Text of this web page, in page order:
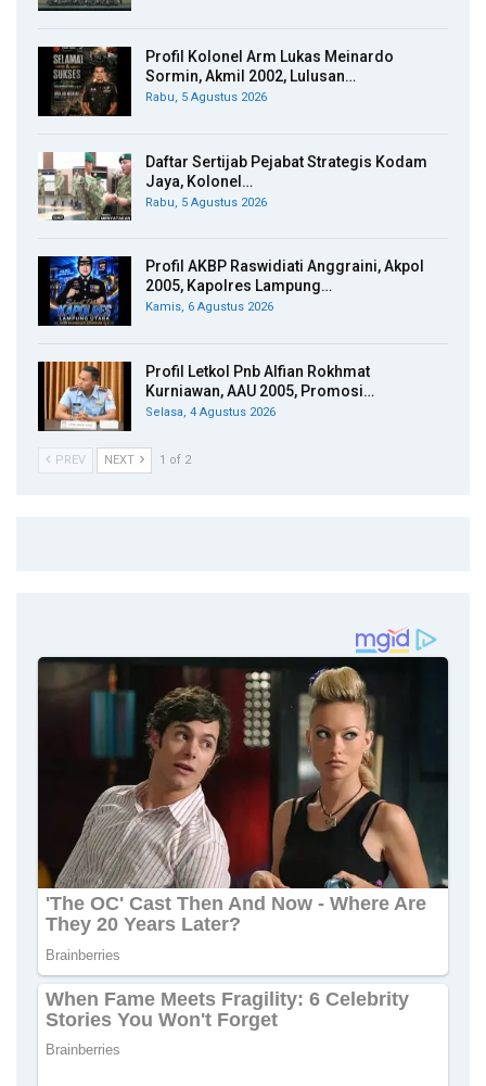
Profil Kolonel Arm Lukas Meinardo
Sormin, Akmil 2002, Lulusan…
Rabu, 5 Agustus 2026
Daftar Sertijab Pejabat Strategis Kodam
Jaya, Kolonel…
Rabu, 5 Agustus 2026
Profil AKBP Raswidiati Anggraini, Akpol
2005, Kapolres Lampung…
Kamis, 6 Agustus 2026
Profil Letkol Pnb Alfian Rokhmat
Kurniawan, AAU 2005, Promosi…
Selasa, 4 Agustus 2026
PREV NEXT 1 of 2